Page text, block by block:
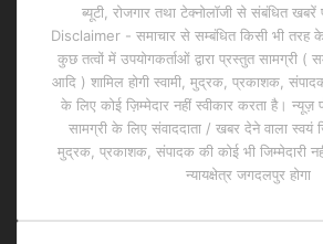
ब्यूटी, रोजगार तथा टेक्नोलॉजी से संबंधित खबरें
Disclaimer - समाचार से सम्बंधित किसी भी तरह
कुछ तत्वों में उपयोगकर्ताओं द्वारा प्रस्तुत सामग्री (
आदि ) शामिल होगी स्वामी, मुद्रक, प्रकाशक,
के लिए कोई ज़िम्मेदार नहीं स्वीकार करता है। न्यूज़
सामग्री के लिए संवाददाता / खबर देने वाला स्वयं
मुद्रक, प्रकाशक, संपादक की कोई भी जिम्मेदारी नहीं
न्यायक्षेत्र जगदलपुर होगा